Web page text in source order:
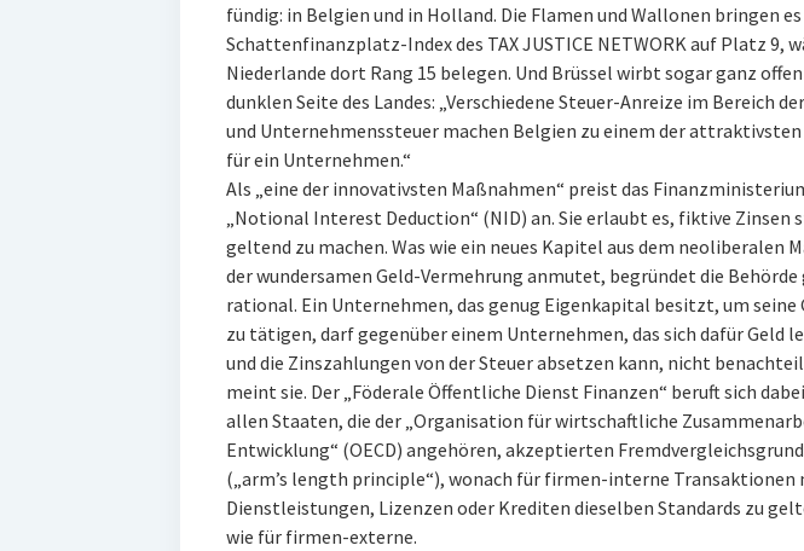
fündig: in Belgien und in Holland. Die Flamen und Wallonen bringen
Schattenfinanzplatz-Index des TAX JUSTICE NETWORK auf Platz 9,
Niederlande dort Rang 15 belegen. Und Brüssel wirbt sogar ganz
dunklen Seite des Landes: „Verschiedene Steuer-Anreize im Bereich
und Unternehmenssteuer machen Belgien zu einem der
für ein Unternehmen.“
Als „eine der innovativsten Maßnahmen“ preist das
„Notional Interest Deduction“ (NID) an. Sie erlaubt es, fiktive Zinsen
geltend zu machen. Was wie ein neues Kapitel aus dem neoliberalen
der wundersamen Geld-Vermehrung anmutet, begründet die Behörde
rational. Ein Unternehmen, das genug Eigenkapital besitzt, um seine
zu tätigen, darf gegenüber einem Unternehmen, das sich dafür Geld
und die Zinszahlungen von der Steuer absetzen kann, nicht
meint sie. Der „Föderale Öffentliche Dienst Finanzen“ beruft sich
allen Staaten, die der „Organisation für wirtschaftliche
Entwicklung“ (OECD) angehören, akzeptierten
(„arm’s length principle“), wonach für firmen-interne Transaktionen
Dienstleistungen, Lizenzen oder Krediten dieselben Standards zu
wie für firmen-externe.